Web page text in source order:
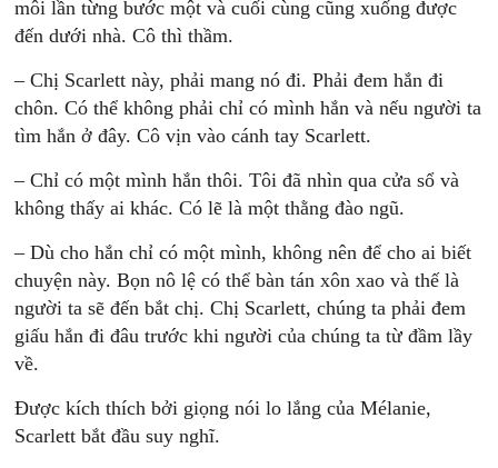
môi lần từng bước một và cuối cùng cũng xuống được
đến dưới nhà. Cô thì thầm.
– Chị Scarlett này, phải mang nó đi. Phải đem hắn đi
chôn. Có thể không phải chỉ có mình hắn và nếu người ta
tìm hắn ở đây. Cô vịn vào cánh tay Scarlett.
– Chỉ có một mình hắn thôi. Tôi đã nhìn qua cửa sổ và
không thấy ai khác. Có lẽ là một thằng đào ngũ.
– Dù cho hắn chỉ có một mình, không nên để cho ai biết
chuyện này. Bọn nô lệ có thể bàn tán xôn xao và thế là
người ta sẽ đến bắt chị. Chị Scarlett, chúng ta phải đem
giấu hắn đi đâu trước khi người của chúng ta từ đầm lầy
về.
Ðược kích thích bởi giọng nói lo lắng của Mélanie,
Scarlett bắt đầu suy nghĩ.